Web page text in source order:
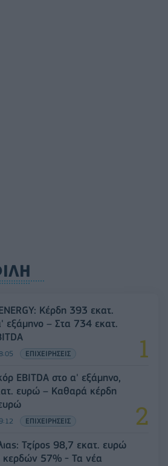
Κέρδη 393 εκατ.
εξάμηνο – Στα 734 εκατ.
ΕΠΙΧΕΙΡΗΣΕΙΣ
EBITDA στο α' εξάμηνο,
ευρώ – Καθαρά κέρδη
ΕΠΙΧΕΙΡΗΣΕΙΣ
Τζίρος 98,7 εκατ. ευρώ
κερδών 57% - Τα νέα